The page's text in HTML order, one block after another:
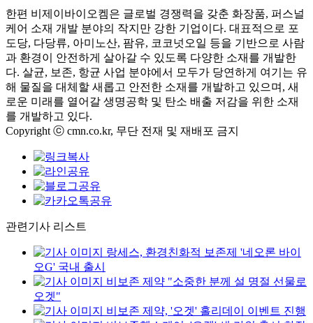
한편 비제이바이오켐은 글로벌 경쟁력을 갖춘 화장품, 퍼스널
케어 소재 개발 분야의 작지만 강한 기업이다. 대표적으로 포
도당, 다당류, 아미노산, 팜유, 코코넛오일 등을 기반으로 사람
과 환경이 안전하게 살아갈 수 있도록 다양한 소재를 개발한
다. 살균, 보존, 항균 사업 분야에서 모두가 당연하게 여기는 유
해 물질을 대체할 새롭고 안전한 소재를 개발하고 있으며 , 새
로운 미래를 열어갈 생명공학 및 탄소 배출 저감을 위한 소재
를 개발하고 있다.
Copyright ⓒ cmn.co.kr, 무단 전재 및 재배포 금지
관련기사 리스트
랑세스, 환경친화적 보존제 '네오론 바이
오G' 국내 출시
비보존 제약 "소중한 분께 설 명절 선물로
오겟"
비보존 제약, '오겟' 홀리데이 이벤트 진행